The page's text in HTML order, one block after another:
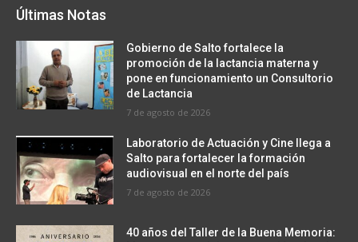
Últimas Notas
Gobierno de Salto fortalece la
promoción de la lactancia materna y
pone en funcionamiento un Consultorio
de Lactancia
7 de agosto de 2026
Laboratorio de Actuación y Cine llega a
Salto para fortalecer la formación
audiovisual en el norte del país
7 de agosto de 2026
40 años del Taller de la Buena Memoria: